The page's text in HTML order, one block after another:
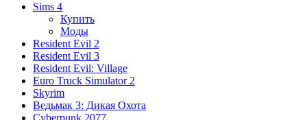
Sims 4
Купить
Моды
Resident Evil 2
Resident Evil 3
Resident Evil: Village
Euro Truck Simulator 2
Skyrim
Ведьмак 3: Дикая Охота
Cyberpunk 2077